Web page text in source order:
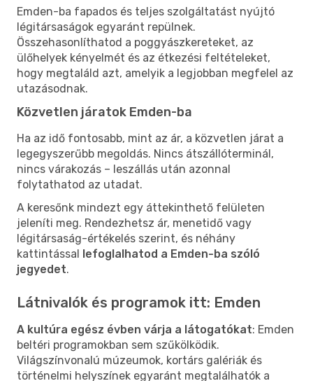
Emden-ba fapados és teljes szolgáltatást nyújtó
légitársaságok egyaránt repülnek.
Összehasonlíthatod a poggyászkereteket, az
ülőhelyek kényelmét és az étkezési feltételeket,
hogy megtaláld azt, amelyik a legjobban megfelel az
utazásodnak.
Közvetlen járatok Emden-ba
Ha az idő fontosabb, mint az ár, a közvetlen járat a
legegyszerűbb megoldás. Nincs átszállóterminál,
nincs várakozás – leszállás után azonnal
folytathatod az utadat.
A keresőnk mindezt egy áttekinthető felületen
jeleníti meg. Rendezhetsz ár, menetidő vagy
légitársaság-értékelés szerint, és néhány
kattintással lefoglalhatod a Emden-ba szóló
jegyedet.
Látnivalók és programok itt: Emden
A kultúra egész évben várja a látogatókat: Emden
beltéri programokban sem szűkölködik.
Világszínvonalú múzeumok, kortárs galériák és
történelmi helyszínek egyaránt megtalálhatók a